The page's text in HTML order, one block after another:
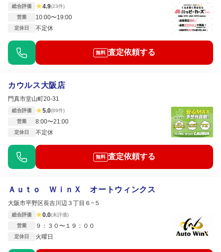
総合評価 ★4.9(23件)
営業
10:00〜19:00
定休日 不定休
無料 査定依頼する
カウルス大阪店
門真市堂山町20-31
総合評価 ★5.0(89件)
営業
8:00〜21:00
定休日 不定休
無料 査定依頼する
Ａｕｔｏ ＷｉｎＸ オートウィンクス
大阪市平野区長吉川辺３丁目６−５
総合評価 ★0.0(未評価)
営業
９：３０〜１９：００
定休日 火曜日